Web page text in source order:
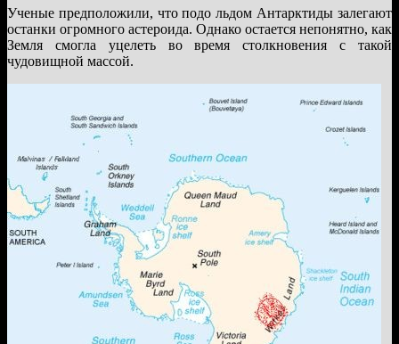
Ученые предположили, что подо льдом Антарктиды залегают
останки огромного астероида. Однако остается непонятно, как
Земля смогла уцелеть во время столкновения с такой
чудовищной массой.